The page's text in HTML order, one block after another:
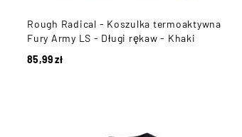
Rough Radical - Koszulka termoaktywna
Fury Army LS - Długi rękaw - Khaki
85,99zł